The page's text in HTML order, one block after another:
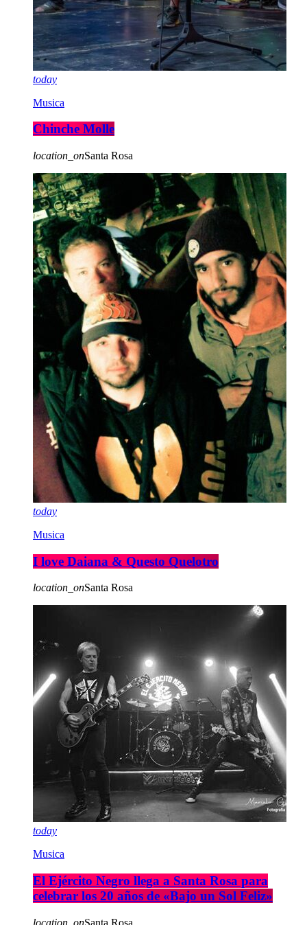
today
Musica
Chinche Molle
location_onSanta Rosa
today
Musica
I love Daiana & Questo Quelotro
location_onSanta Rosa
today
Musica
El Ejército Negro llega a Santa Rosa para
celebrar los 20 años de «Bajo un Sol Feliz»
location_onSanta Rosa